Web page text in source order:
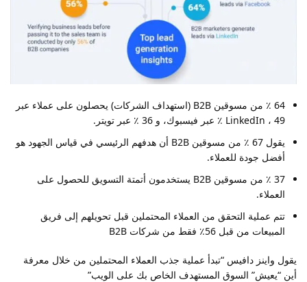
64 ٪ من مسوقين B2B (استهداف الشركات) يحصلون على عملاء عبر
LinkedIn ، 49 ٪ عبر فيسبوك، و 36 ٪ عبر تويتر.
يقول 67 ٪ من مسوقين B2B أن هدفهم الرئيسي في قياس الجهود هو
أفضل جودة للعملاء.
37 ٪ من مسوقين B2B يستخدمون أتمتة التسويق للحصول على
العملاء.
تتم عملية التحقق من العملاء المحتملين قبل تحويلهم إلى فريق
المبيعات من قبل 56٪ فقط من شركات B2B
يقول واينز دافيس “تبدأ عملية جذب العملاء المحتملين من خلال معرفة
أين “يعيش” السوق المستهدف الخاص بك على الويب”